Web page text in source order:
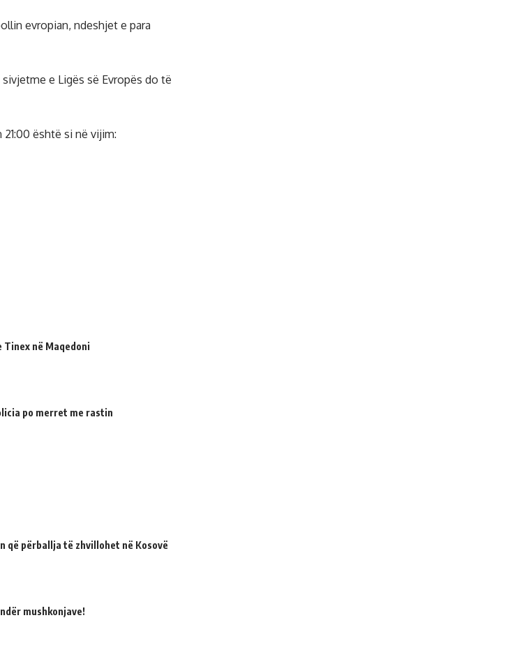
evropian, ndeshjet e para
e Ligës së Evropës do të
është si në vijim:
në Maqedoni
po merret me rastin
që përballja të zhvillohet në Kosovë
mushkonjave!